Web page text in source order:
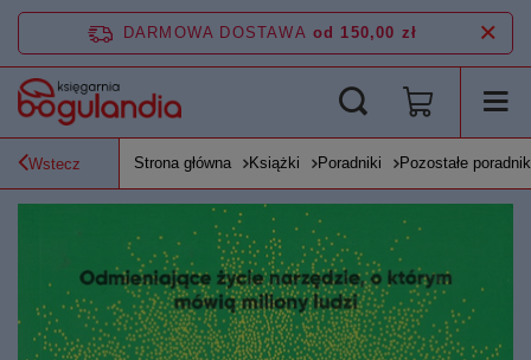
DARMOWA DOSTAWA od 150,00 zł
Wstecz Strona główna Książki Poradniki Pozostałe